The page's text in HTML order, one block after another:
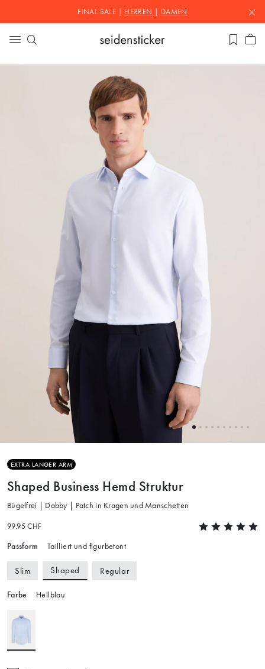
FINAL SALE | HERREN DAMEN
EXTRA LANGER ARM
Shaped Business Hemd Struktur
Bügelfrei | Dobby | Patch in Kragen und Manschetten
99.95 CHF
Passform Tailliert und figurbetont
Slim Shaped Regular
Farbe Hellblau